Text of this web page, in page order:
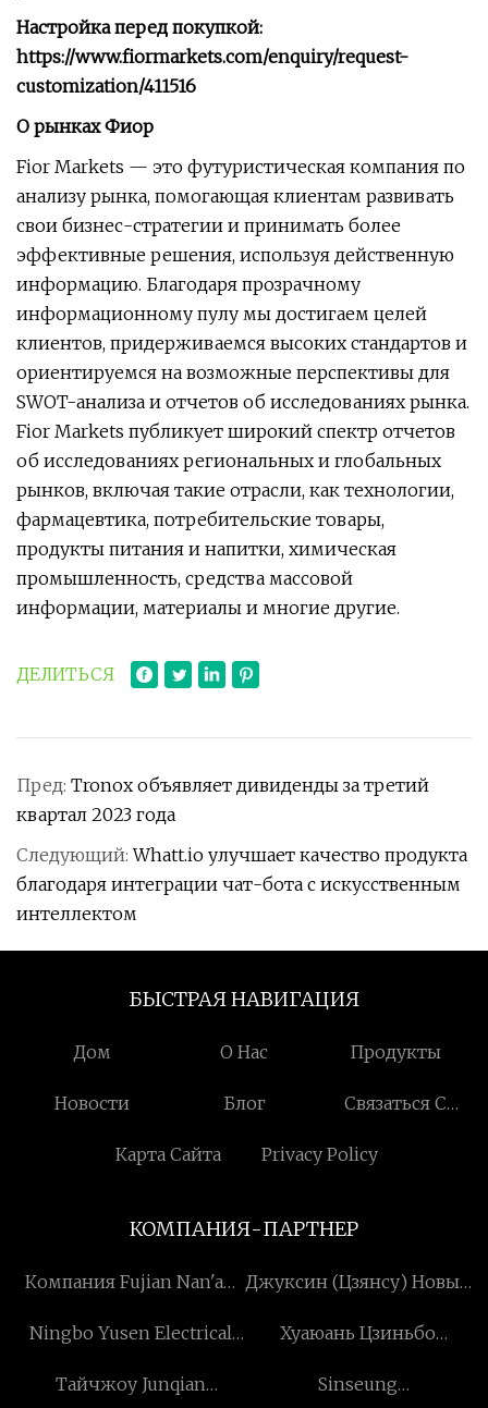
Настройка перед покупкой:
https://www.fiormarkets.com/enquiry/request-
customization/411516
О рынках Фиор
Fior Markets — это футуристическая компания по
анализу рынка, помогающая клиентам развивать
свои бизнес-стратегии и принимать более
эффективные решения, используя действенную
информацию. Благодаря прозрачному
информационному пулу мы достигаем целей
клиентов, придерживаемся высоких стандартов и
ориентируемся на возможные перспективы для
SWOT-анализа и отчетов об исследованиях рынка.
Fior Markets публикует широкий спектр отчетов
об исследованиях региональных и глобальных
рынков, включая такие отрасли, как технологии,
фармацевтика, потребительские товары,
продукты питания и напитки, химическая
промышленность, средства массовой
информации, материалы и многие другие.
ДЕЛИТЬСЯ
Пред: Tronox объявляет дивиденды за третий
квартал 2023 года
Следующий:Whatt.io улучшает качество продукта
благодаря интеграции чат-бота с искусственным
интеллектом
БЫСТРАЯ НАВИГАЦИЯ
Дом О Нас Продукты
Новости Блог
Связаться С
Карта Сайта
Privacy Policy
КОМПАНИЯ-ПАРТНЕР
Компания Fujian Nan'an
Ltd
Джуксин (Цзянсу) Новый
Компания с
ответственностью
Ningbo Yusen Electrical
Хуаюань Цзиньбо
Тайчжоу Junqian
Sinseung